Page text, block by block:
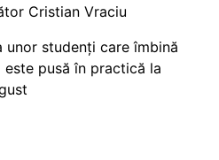
Cristian Vraciu
unor studenți care îmbină
pusă în practică la